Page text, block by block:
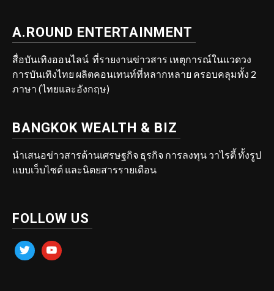
A.ROUND ENTERTAINMENT
สื่อบันเทิงออนไลน์ ที่รายงานข่าวสาร เหตุการณ์ในแวดวง
การบันเทิงไทย ผลิตคอนเทนท์ที่หลากหลาย ครอบคลุมทั้ง 2
ภาษา (ไทยและอังกฤษ)
BANGKOK WEALTH & BIZ
นำเสนอข่าวสารด้านเศรษฐกิจ ธุรกิจ การลงทุน วาไรตี้ ทั้งรูป
แบบเว็บไซต์ และนิตยสารรายเดือน
FOLLOW US
twitter youtube